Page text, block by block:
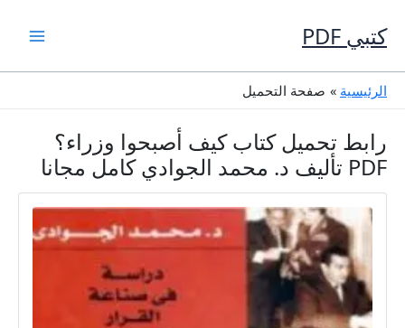
إلى
المحتوى
كتبي PDF
الرئيسية صفحة التحميل
رابط تحميل كتاب كيف أصبحوا وزراء؟
PDF تأليف د. محمد الجوادي كامل مجانا